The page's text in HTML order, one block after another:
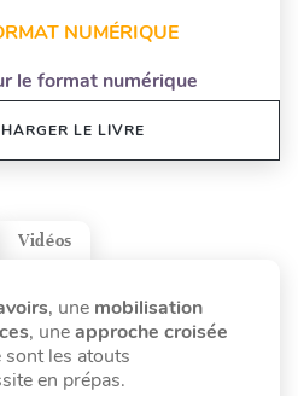
NUMÉRIQUE
le format numérique
LE LIVRE
Vidéos
, une mobilisation
, uneapproche croisée
sont les atouts
en prépas.